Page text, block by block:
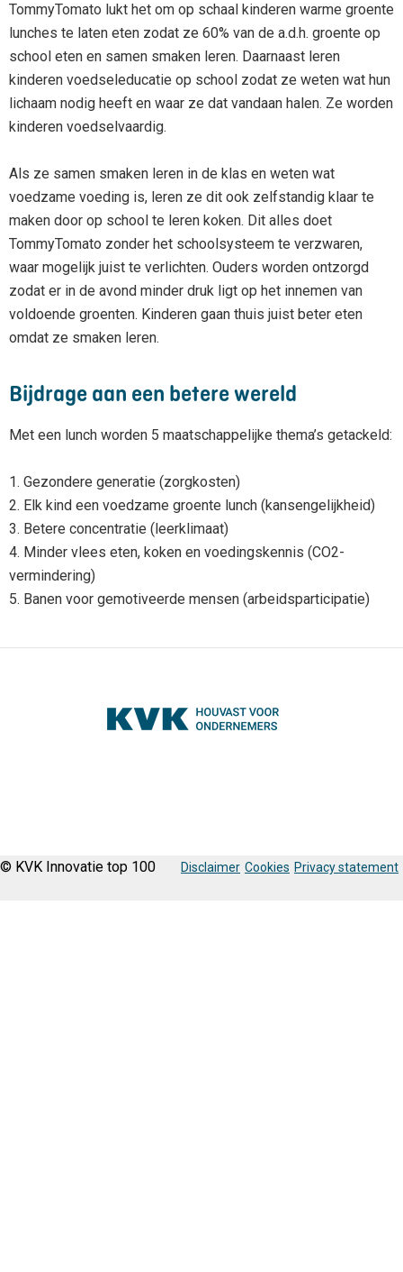
TommyTomato lukt het om op schaal kinderen warme groente
lunches te laten eten zodat ze 60% van de a.d.h. groente op
school eten en samen smaken leren. Daarnaast leren
kinderen voedseleducatie op school zodat ze weten wat hun
lichaam nodig heeft en waar ze dat vandaan halen. Ze worden
kinderen voedselvaardig.
Als ze samen smaken leren in de klas en weten wat
voedzame voeding is, leren ze dit ook zelfstandig klaar te
maken door op school te leren koken. Dit alles doet
TommyTomato zonder het schoolsysteem te verzwaren,
waar mogelijk juist te verlichten. Ouders worden ontzorgd
zodat er in de avond minder druk ligt op het innemen van
voldoende groenten. Kinderen gaan thuis juist beter eten
omdat ze smaken leren.
Bijdrage aan een betere wereld
Met een lunch worden 5 maatschappelijke thema’s getackeld:
1. Gezondere generatie (zorgkosten)
2. Elk kind een voedzame groente lunch (kansengelijkheid)
3. Betere concentratie (leerklimaat)
4. Minder vlees eten, koken en voedingskennis (CO2-
vermindering)
5. Banen voor gemotiveerde mensen (arbeidsparticipatie)
© KVK Innovatie top 100 Disclaimer Cookies Privacy statement